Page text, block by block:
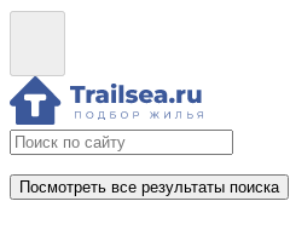
Посмотреть все результаты поиска